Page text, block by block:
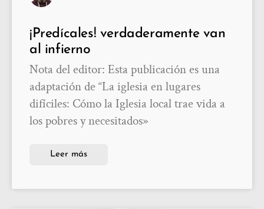
¡Predícales! verdaderamente van
al infierno
Nota del editor: Esta publicación es una
adaptación de “La iglesia en lugares
difíciles: Cómo la Iglesia local trae vida a
los pobres y necesitados»
Leer más